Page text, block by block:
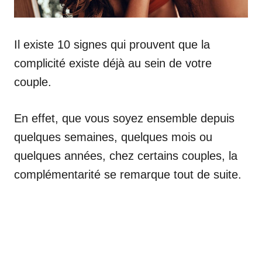
Il existe 10 signes qui prouvent que la
complicité existe déjà au sein de votre
couple.
En effet, que vous soyez ensemble depuis
quelques semaines, quelques mois ou
quelques années, chez certains couples, la
complémentarité se remarque tout de suite.